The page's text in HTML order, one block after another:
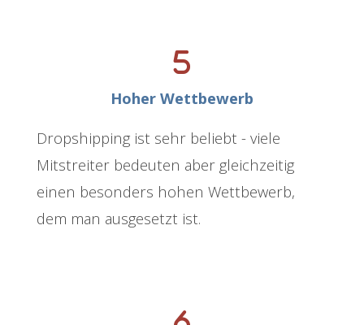
Hoher Wettbewerb
Dropshipping ist sehr beliebt - viele
Mitstreiter bedeuten aber gleichzeitig
einen besonders hohen Wettbewerb,
dem man ausgesetzt ist.